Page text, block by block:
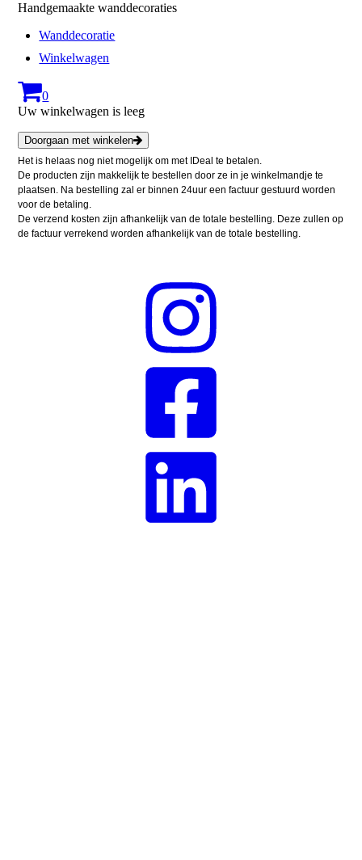
Handgemaakte wanddecoraties
Wanddecoratie
Winkelwagen
0
Uw winkelwagen is leeg
Doorgaan met winkelen
Het is helaas nog niet mogelijk om met IDeal te betalen.
De producten zijn makkelijk te bestellen door ze in je winkelmandje te
plaatsen. Na bestelling zal er binnen 24uur een factuur gestuurd worden
voor de betaling.
De verzend kosten zijn afhankelijk van de totale bestelling. Deze zullen op
de factuur verrekend worden afhankelijk van de totale bestelling.